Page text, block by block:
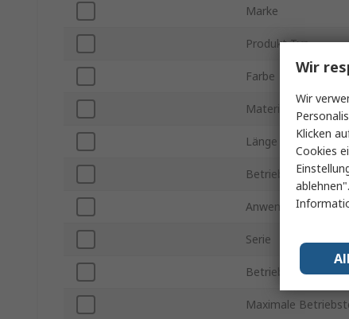
Marke
Produkt Typ
Farbe
Material
Länge
Betriebsdruck max.
Anwendung
Serie
Maximale
Wir
Wir
Klicken
Cookies